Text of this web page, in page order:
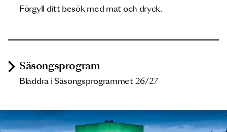
Förgyll ditt besök med mat och dryck.
Säsongsprogram
Bläddra i Säsongsprogrammet 26/27